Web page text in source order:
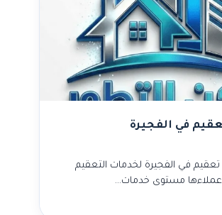
في الفجيرة
في الفجيرة لخدمات التعقيم
مستوى خدمات…